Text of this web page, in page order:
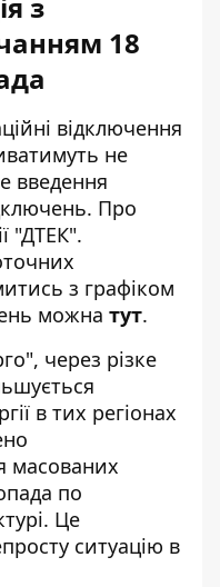
18
відключення
не
введення
Про
"ДТЕК".
з графіком
можна тут.
через різке
в тих регіонах
масованих
по
Це
ситуацію в